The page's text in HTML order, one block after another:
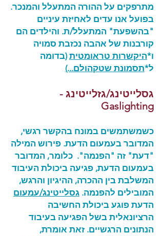
מתרפקים על ההורה המתעלל והמנכר.
בפועל אנו עדים לאחיזת עיניים
"בהשפעת" המתעלל/ת. והילדים הם
קורבנות של אהבה נכזבת סמויה
ו*היקשרות טראומטית(בדומה
ל*תסמונת שטקהולם...)
גסלייטינג/גזלייטינג -
Gaslighting
כשמשתמשים במונח בהקשר רגשי,
המדובר בעמעום הדעת. פירוש המילה
"דעת" זה "הפנמה". כלומר, המדובר
בעמעום הדעת, פגיעה ביכולת העיבוד
המשלבת בין ההכרה, ההיגיון והרגש,
המובילים להפנמה. גסלייטינג/עמעום
הדעת פוגע ביכולת החשיבה
הרציונאלית בשל הפגיעה בעיבוד
הנתונים הרגשיים. זאת אומרת,